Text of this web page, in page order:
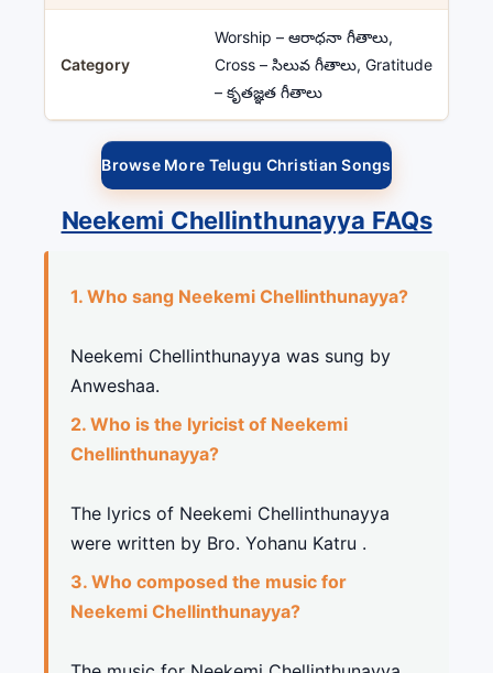
Category
Worship – ఆరాధనా గీతాలు,
Cross – సిలువ గీతాలు, Gratitude
– కృతజ్ఞత గీతాలు
Browse More Telugu Christian Songs
Neekemi Chellinthunayya FAQs
1. Who sang Neekemi Chellinthunayya?
Neekemi Chellinthunayya was sung by
Anweshaa.
2. Who is the lyricist of Neekemi
Chellinthunayya?
The lyrics of Neekemi Chellinthunayya
were written by Bro. Yohanu Katru .
3. Who composed the music for
Neekemi Chellinthunayya?